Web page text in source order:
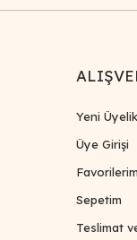
Yeni Üyelik
Üye Girişi
Favorilerim
Sepetim
Teslimat